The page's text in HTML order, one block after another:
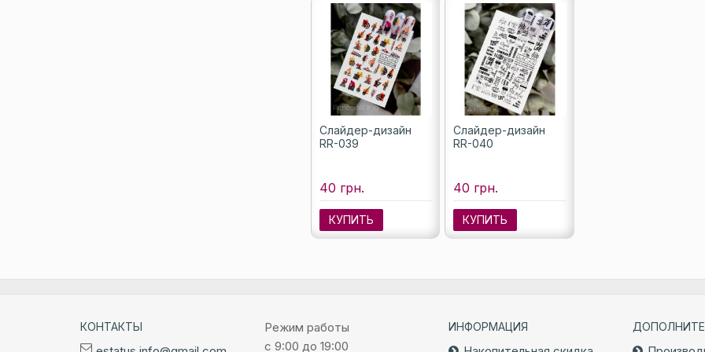
Слайдер-дизайн
RR-039
40 грн.
КУПИТЬ
Слайдер-дизайн
RR-040
40 грн.
КУПИТЬ
КОНТАКТЫ
Режим работы
с 9:00 до 19:00
ИНФОРМАЦИЯ